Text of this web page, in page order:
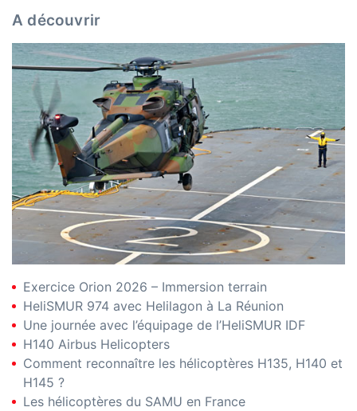
A découvrir
Exercice Orion 2026 – Immersion terrain
HeliSMUR 974 avec Helilagon à La Réunion
Une journée avec l’équipage de l’HeliSMUR IDF
H140 Airbus Helicopters
Comment reconnaître les hélicoptères H135, H140 et
H145 ?
Les hélicoptères du SAMU en France